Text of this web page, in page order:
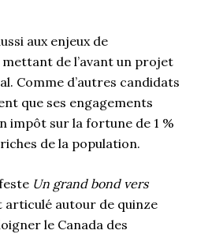
aux enjeux de
de l’avant un projet
Comme d’autres candidats
que ses engagements
impôt sur la fortune de 1 %
de la population.
Un grand bond vers
articulé autour de quinze
le Canada des